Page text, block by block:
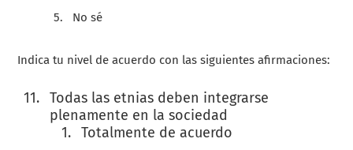
No sé
Indica tu nivel de acuerdo con las siguientes afirmaciones:
Todas las etnias deben integrarse
plenamente en la sociedad
Totalmente de acuerdo